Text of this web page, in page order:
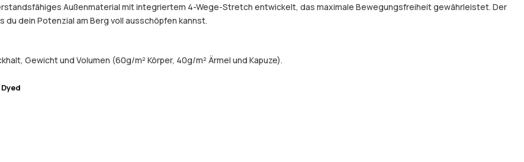
Außenmaterial mit integriertem 4-Wege-Stretch entwickelt, das maximale Bewegungsfreiheit gewährleistet. Der
dein Potenzial am Berg voll ausschöpfen kannst.
Gewicht und Volumen (60g/m² Körper, 40g/m² Ärmel und Kapuze).